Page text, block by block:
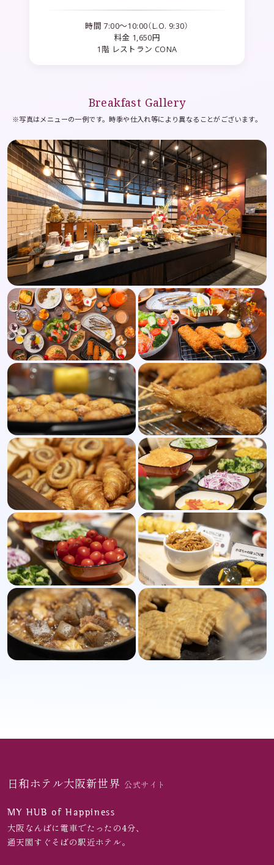
時間 7:00～10:00（L.O. 9:30）
料金 1,650円
1階 レストラン CONA
Breakfast Gallery
※写真はメニューの一例です。時季や仕入れ等により異なることがございます。
日和ホテル大阪新世界 公式サイト
MY HUB of Happiness
大阪なんばに電車でたったの4分、
通天閣すぐそばの駅近ホテル。